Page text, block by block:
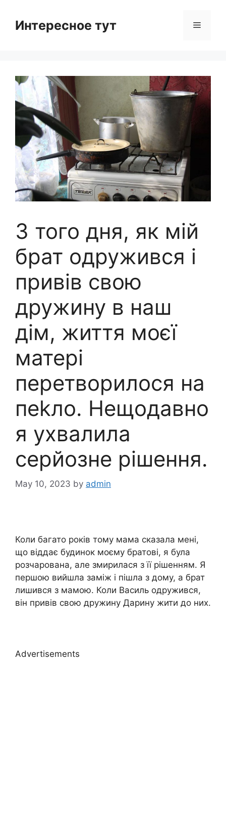
contentИнтересное тут Menu
З того дня, як мій
брат одружився і
привів свою
дружину в наш
дім, життя моєї
матері
перетворилося на
пеkло. Нещодавно
я ухвалила
серйозне рішення.
May 10, 2023 by admin
Коли багато років тому мама сказала мені,
що віддає будинок моєму братові, я була
розчарована, але змирилася з її рішенням. Я
першою вийшла заміж і пішла з дому, а брат
лишився з мамою. Коли Василь одружився,
він привів свою дружину Дарину жити до них.
Advertisements